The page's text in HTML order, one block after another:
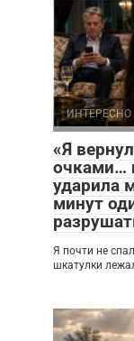
ИНТЕРЕСНО
«Я
очками…
ударила
минут
Я почти не
шкатулки